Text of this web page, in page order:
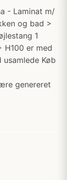
- Laminat m/
og bad >
1
H100 er med
Køb
genereret